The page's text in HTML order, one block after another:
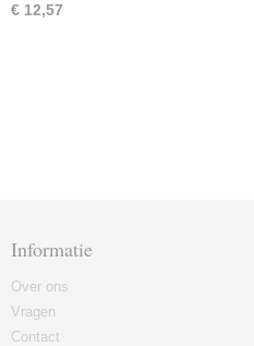
€ 12,57
Informatie
Over ons
Vragen
Contact